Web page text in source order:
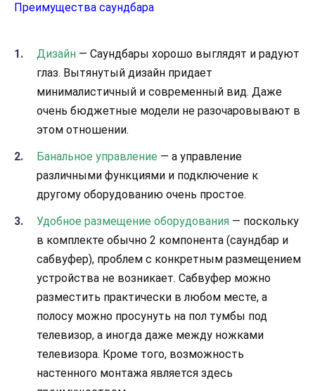
Преимущества саундбара
Дизайн — Саундбары хорошо выглядят и радуют
глаз. Вытянутый дизайн придает
минималистичный и современный вид. Даже
очень бюджетные модели не разочаровывают в
этом отношении.
Банальное управление — а управление
различными функциями и подключение к
другому оборудованию очень простое.
Удобное размещение оборудования — поскольку
в комплекте обычно 2 компонента (саундбар и
сабвуфер), проблем с конкретным размещением
устройства не возникает. Сабвуфер можно
разместить практически в любом месте, а
полосу можно просунуть на пол тумбы под
телевизор, а иногда даже между ножками
телевизора. Кроме того, возможность
настенного монтажа является здесь